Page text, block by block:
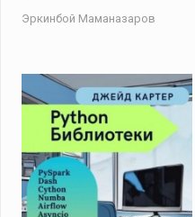
Эркинбой Маманазаров